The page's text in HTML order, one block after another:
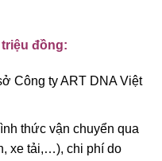
đồng:
Công ty ART DNA Việt
thức vận chuyển qua
xe tải,…), chi phí do